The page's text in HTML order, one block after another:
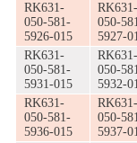
RK631-
050-581-
5926-015
RK631-
050-
5927-
RK631-
050-581-
5931-015
RK631-
050-
5932-
RK631-
050-581-
5936-015
RK631-
050-
5937-